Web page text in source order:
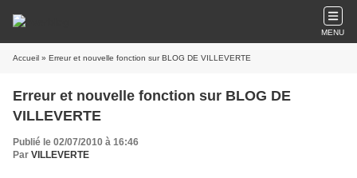
MENU
Accueil » Erreur et nouvelle fonction sur BLOG DE VILLEVERTE
Erreur et nouvelle fonction sur BLOG DE
VILLEVERTE
Publié le 02/07/2010 à 16:46
Par VILLEVERTE